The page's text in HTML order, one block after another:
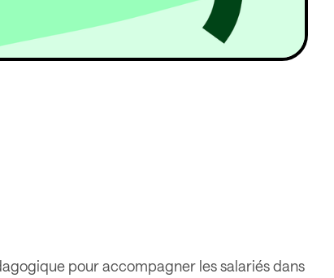
pour accompagner les salariés dans